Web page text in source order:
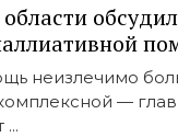
неизлечимо
—